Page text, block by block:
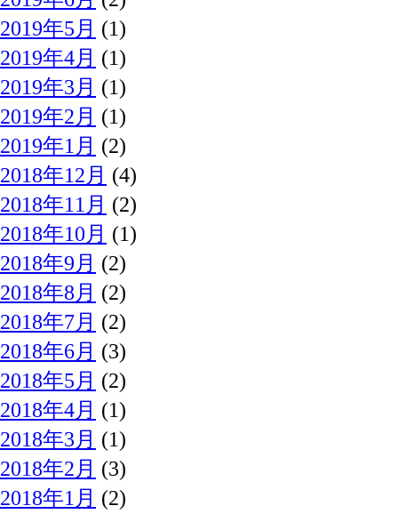
2019年5月 (1)
2019年4月 (1)
2019年3月 (1)
2019年2月 (1)
2019年1月 (2)
2018年12月 (4)
2018年11月 (2)
2018年10月 (1)
2018年9月 (2)
2018年8月 (2)
2018年7月 (2)
2018年6月 (3)
2018年5月 (2)
2018年4月 (1)
2018年3月 (1)
2018年2月 (3)
2018年1月 (2)